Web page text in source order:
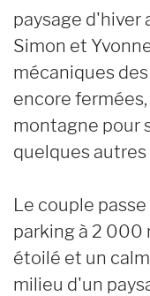
paysage d'hiver
Simon et
mécaniques
encore
montagne pour
quelques
Le couple
parking à 2 000
étoilé et un
milieu d'un